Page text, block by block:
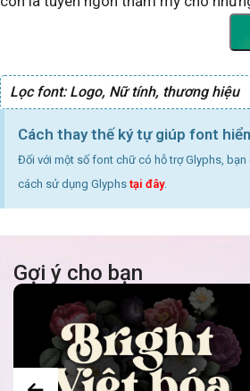
Lọc font: Logo, Nữ tính, thương hiệu
Cách thay thế ký tự giúp font
Đối với một số font chữ có hỗ trợ Glyphs,
cách sử dụng Glyphs tại đây.
Gợi ý cho bạn